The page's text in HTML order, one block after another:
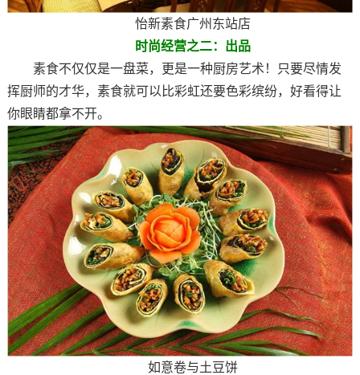
怡新素食广州东站店
时尚经营之二：出品
素食不仅仅是一盘菜，更是一种厨房艺术！只要尽情发
挥厨师的才华，素食就可以比彩虹还要色彩缤纷，好看得让
你眼睛都拿不开。
如意卷与土豆饼